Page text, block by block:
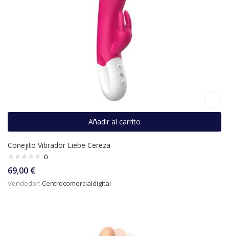
Añadir al carrito
Conejito Vibrador Liebe Cereza
0
69,00 €
Vendedor: Centrocomercialdigital